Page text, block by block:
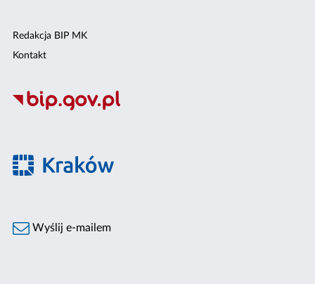
Redakcja BIP MK
Kontakt
Wyślij e-mailem